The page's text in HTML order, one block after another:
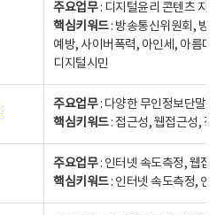
주요업무: 디지털윤리 콘텐츠 지
핵심키워드: 방송통신위원회, 방
예방, 사이버폭력, 아인세, 아름
디지털시민
주요업무: 다양한 무인정보단말
핵심키워드: 접근성, 웹접근성,
주요업무: 인터넷 속도측정, 웹접
핵심키워드: 인터넷 속도측정, 인